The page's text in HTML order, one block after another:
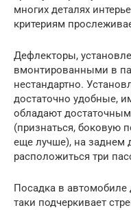
многих деталях
критериям
Дефлекторы,
вмонтированными в
нестандартно.
достаточно удобные,
обладают
(признаться, боковую
еще лучше), на заднем
расположиться три
Посадка в автомобиле
таки подчеркивает